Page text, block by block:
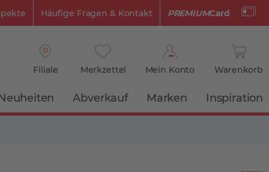
PREMIUMCard
Häufige Fragen & Kontakt
Filiale Merkzettel Mein Konto Warenkorb
Abverkauf Marken Inspiration